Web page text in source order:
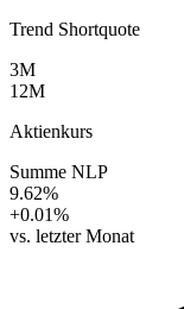
Trend Shortquote
3M
12M
Aktienkurs
Summe NLP
9.62%
+0.01%
vs. letzter Monat